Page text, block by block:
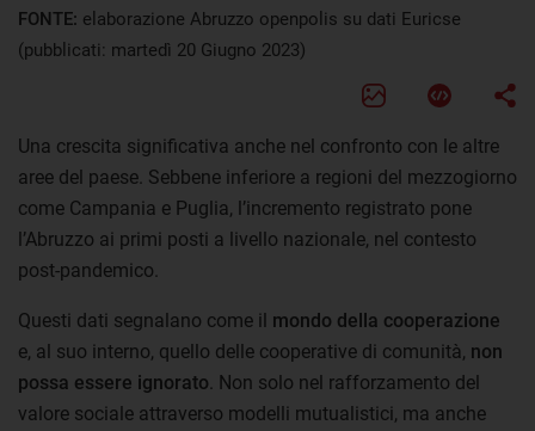
FONTE: elaborazione Abruzzo openpolis su dati Euricse
(pubblicati: martedì 20 Giugno 2023)
Una crescita significativa anche nel confronto con le altre
aree del paese. Sebbene inferiore a regioni del mezzogiorno
come Campania e Puglia, l’incremento registrato pone
l’Abruzzo ai primi posti a livello nazionale, nel contesto
post-pandemico.
Questi dati segnalano come il mondo della cooperazione
e, al suo interno, quello delle cooperative di comunità, non
possa essere ignorato . Non solo nel rafforzamento del
valore sociale attraverso modelli mutualistici, ma anche